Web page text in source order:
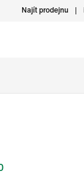
Najít prodejnu